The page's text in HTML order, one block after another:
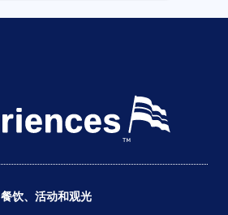
餐饮、活动和观光